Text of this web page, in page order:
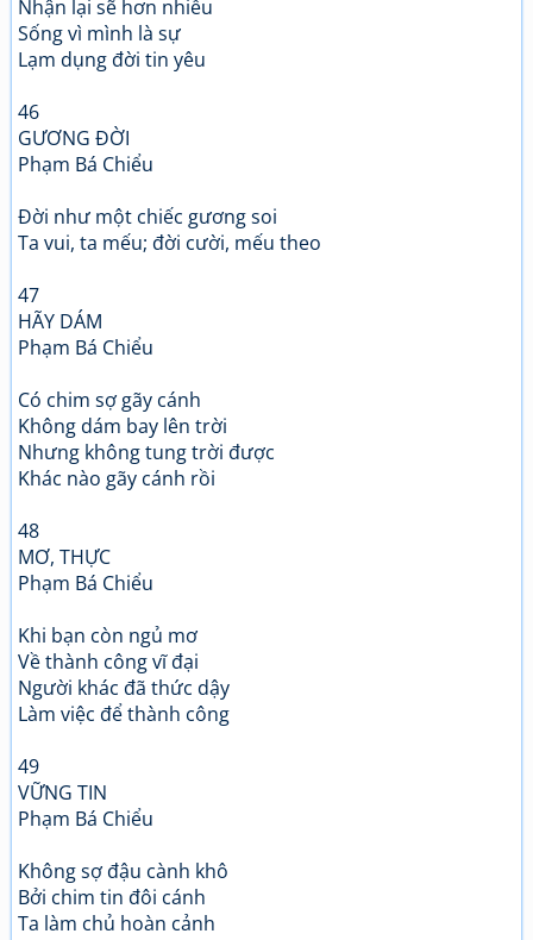
Nhận lại sẽ hơn nhiều
Sống vì mình là sự
Lạm dụng đời tin yêu
46
GƯƠNG ĐỜI
Phạm Bá Chiểu
Đời như một chiếc gương soi
Ta vui, ta mếu; đời cười, mếu theo
47
HÃY DÁM
Phạm Bá Chiểu
Có chim sợ gãy cánh
Không dám bay lên trời
Nhưng không tung trời được
Khác nào gãy cánh rồi
48
MƠ, THỰC
Phạm Bá Chiểu
Khi bạn còn ngủ mơ
Về thành công vĩ đại
Người khác đã thức dậy
Làm việc để thành công
49
VỮNG TIN
Phạm Bá Chiểu
Không sợ đậu cành khô
Bởi chim tin đôi cánh
Ta làm chủ hoàn cảnh